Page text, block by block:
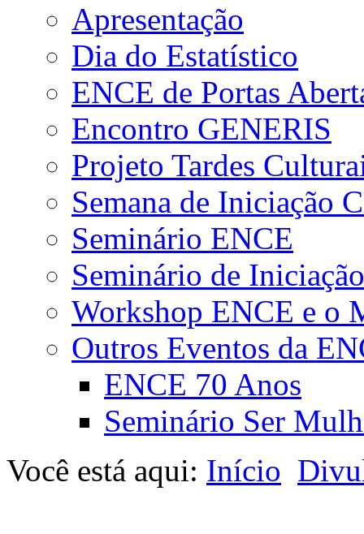
Apresentação
Dia do Estatístico
ENCE de Portas
Encontro GENERIS
Projeto Tardes
Semana de Iniciação
Seminário ENCE
Seminário de
Workshop ENCE e o
Outros Eventos da
ENCE 70 Anos
Seminário Ser
Você está aqui: Início